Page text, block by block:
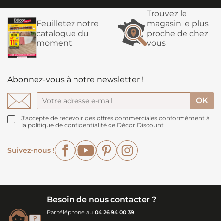
Feuilletez notre
catalogue du
moment
Trouvez le
magasin le plus
proche de chez
vous
Abonnez-vous à notre newsletter !
J'accepte de recevoir des offres commerciales conformément à
la politique de confidentialité de Décor Discount
Suivez-nous !
FacebookYouTubePinterest
Besoin de nous contacter ?
Par téléphone au 04 26 94 00 39